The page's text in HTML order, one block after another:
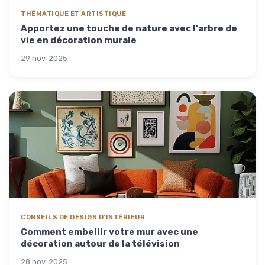
THÉMATIQUE ET ARTISTIQUE
Apportez une touche de nature avec l'arbre de
vie en décoration murale
29 nov. 2025
CONSEILS DE DESIGN D'INTÉRIEUR
Comment embellir votre mur avec une
décoration autour de la télévision
28 nov. 2025